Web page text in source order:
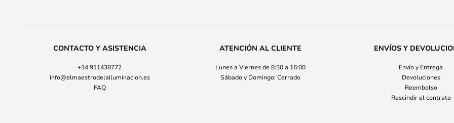
CONTACTO Y ASISTENCIA
+34 911438772
info@elmaestrodelailuminacion.es
FAQ
ATENCIÓN AL CLIENTE
Lunes a Viernes de 8:30 a 16:00
Sábado y Domingo: Cerrado
ENVÍOS Y
Envío y Entrega
Devoluciones
Reembolso
Rescindir el contrato